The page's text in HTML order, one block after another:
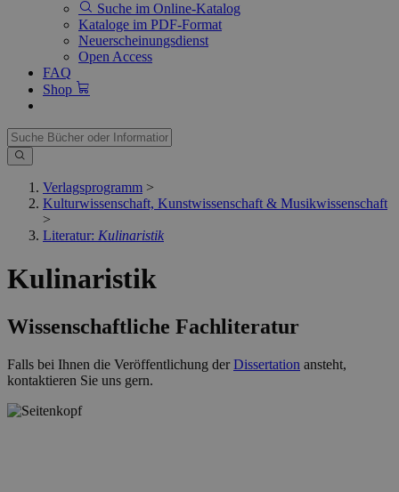
Suche im Online-Katalog
Kataloge im PDF-Format
Neuerscheinungsdienst
Open Access
FAQ
Shop
Verlagsprogramm >
Kulturwissenschaft, Kunstwissenschaft & Musikwissenschaft
>
Literatur: Kulinaristik
Kulinaristik
Wissenschaftliche Fachliteratur
Falls bei Ihnen die Veröffentlichung derDissertation ansteht,
kontaktieren Sie uns gern.